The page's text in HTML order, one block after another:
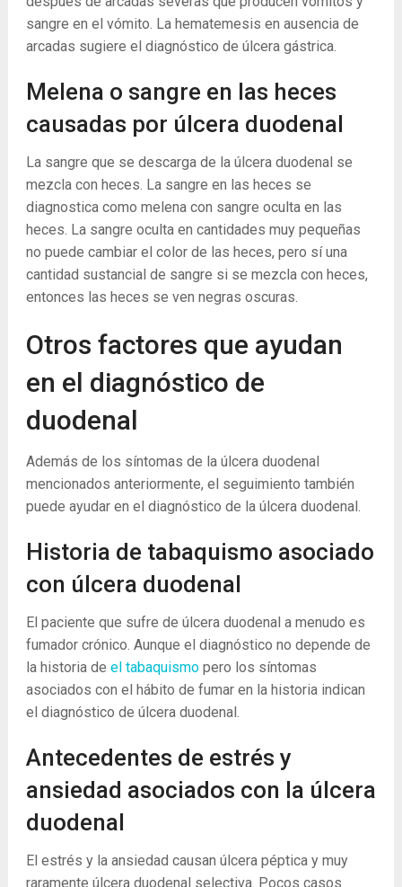
sangre en el vómito. La hematemesis en ausencia de
arcadas sugiere el diagnóstico de úlcera gástrica.
Melena o sangre en las heces
causadas por úlcera duodenal
La sangre que se descarga de la úlcera duodenal se
mezcla con heces. La sangre en las heces se
diagnostica como melena con sangre oculta en las
heces. La sangre oculta en cantidades muy pequeñas
no puede cambiar el color de las heces, pero sí una
cantidad sustancial de sangre si se mezcla con heces,
entonces las heces se ven negras oscuras.
Otros factores que ayudan
en el diagnóstico de
duodenal
Además de los síntomas de la úlcera duodenal
mencionados anteriormente, el seguimiento también
puede ayudar en el diagnóstico de la úlcera duodenal.
Historia de tabaquismo asociado
con úlcera duodenal
El paciente que sufre de úlcera duodenal a menudo es
fumador crónico. Aunque el diagnóstico no depende de
la historia de el tabaquismo pero los síntomas
asociados con el hábito de fumar en la historia indican
el diagnóstico de úlcera duodenal.
Antecedentes de estrés y
ansiedad asociados con la úlcera
duodenal
El estrés y la ansiedad causan úlcera péptica y muy
raramente úlcera duodenal selectiva. Pocos casos